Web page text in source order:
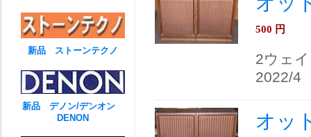
500 円
2ウェ
2022/4
オッ
新品 ストーンテクノ
新品 デノン/デンオン
DENON